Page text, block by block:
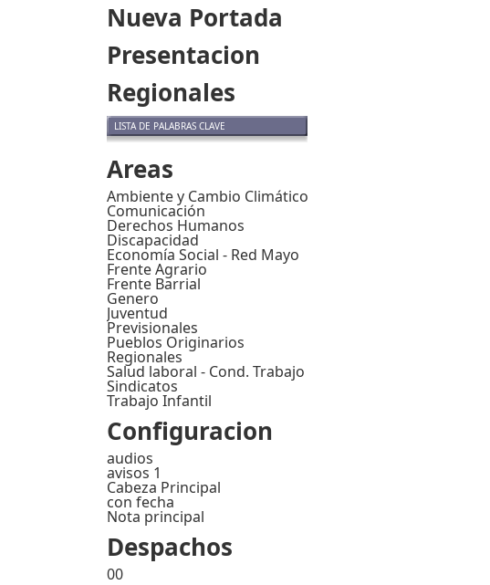
Nueva Portada
Presentacion
Regionales
LISTA DE PALABRAS CLAVE
Areas
Ambiente y Cambio Climático
Comunicación
Derechos Humanos
Discapacidad
Economía Social - Red Mayo
Frente Agrario
Frente Barrial
Genero
Juventud
Previsionales
Pueblos Originarios
Regionales
Salud laboral - Cond. Trabajo
Sindicatos
Trabajo Infantil
Configuracion
audios
avisos 1
Cabeza Principal
con fecha
Nota principal
Despachos
00